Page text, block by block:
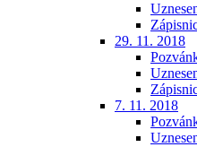
29. 11. 2018
7. 11. 2018